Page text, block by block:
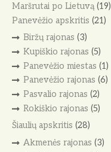
Maršrutai po Lietuvą(19)
Panevėžio apskritis (21)
Biržų rajonas (3)
Kupiškio rajonas (5)
Panevėžio miestas (1)
Panevėžio rajonas (6)
Pasvalio rajonas (2)
Rokiškio rajonas (5)
Šiaulių apskritis (28)
Akmenės rajonas (3)